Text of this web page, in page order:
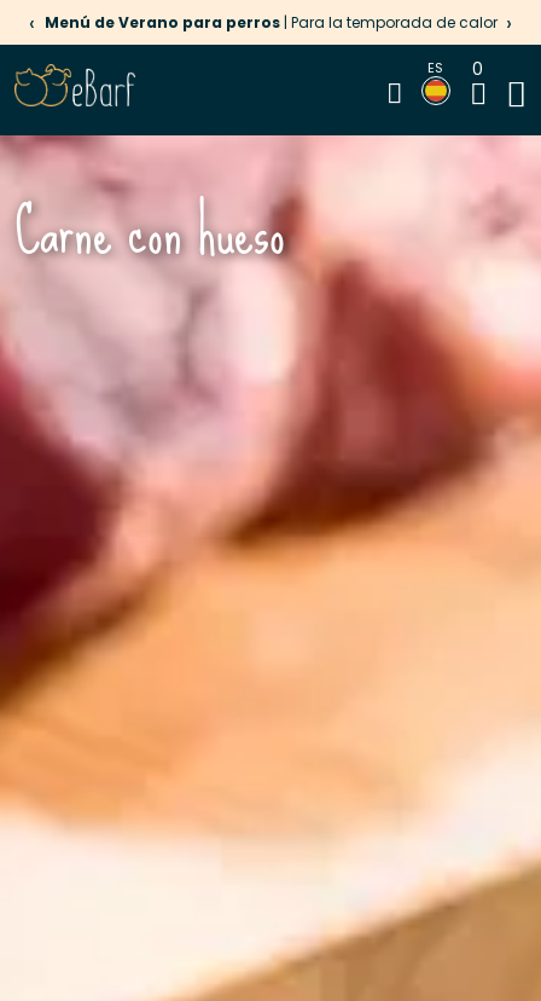
Celebre al gato con nosotros| Ahorre hasta un 15 %
Menú de Verano para perros | Para la temporada de calor
‹ ›
ES 0
Carne con hueso